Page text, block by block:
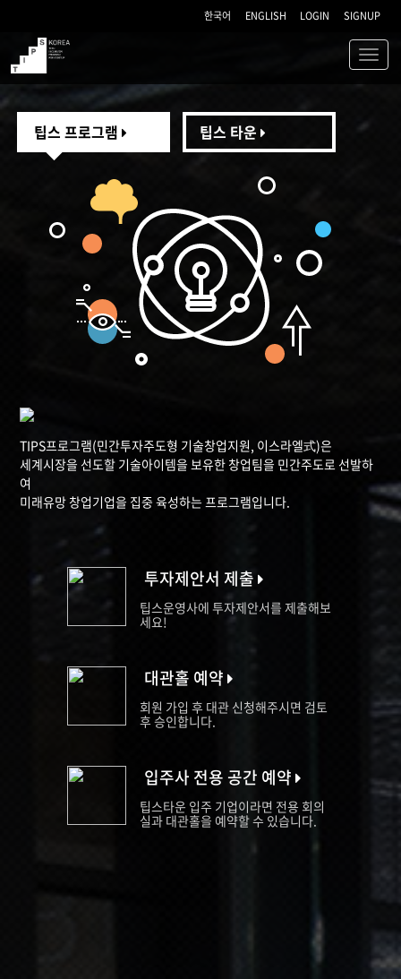
한국어 ENGLISH LOGIN SIGNUP
TIPS
팁스 프로그램 팁스 타운
TIPS프로그램(민간투자주도형 기술창업지원, 이스라엘式)은
세계시장을 선도할 기술아이템을 보유한 창업팀을 민간주도로 선발하
여
미래유망 창업기업을 집중 육성하는 프로그램입니다.
투자제안서 제출
팁스운영사에 투자제안서를 제출해보
세요!
대관홀 예약
회원 가입 후 대관 신청해주시면 검토
후 승인합니다.
입주사 전용 공간 예약
팁스타운 입주 기업이라면 전용 회의
실과 대관홀을 예약할 수 있습니다.